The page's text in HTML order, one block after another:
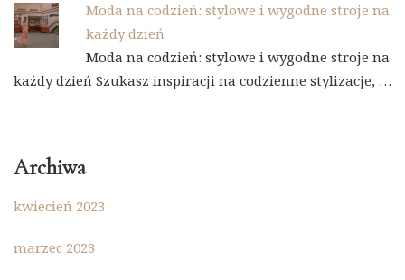
Moda na codzień: stylowe i wygodne stroje na
każdy dzień
Moda na codzień: stylowe i wygodne stroje na
każdy dzień Szukasz inspiracji na codzienne stylizacje, …
Archiwa
kwiecień 2023
marzec 2023